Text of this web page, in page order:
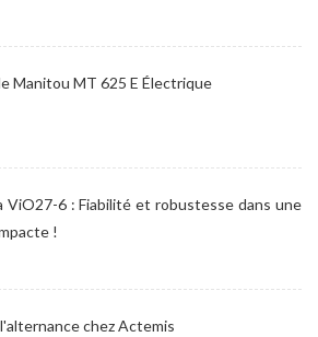
Manitou MT 625 E Électrique
ViO27-6 : Fiabilité et robustesse dans une
!
chez Actemis